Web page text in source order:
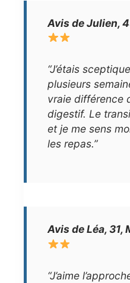
Avis de Julien,
“J’étais
plusieurs
vraie différence
digestif. Le
et je me sens
les repas.”
Avis de Léa, 31,
“J’aime